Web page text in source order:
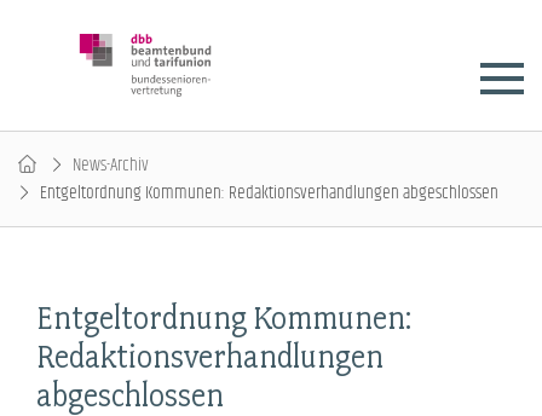
News-Archiv
Entgeltordnung Kommunen: Redaktionsverhandlungen abgeschlossen
Entgeltordnung Kommunen:
Redaktionsverhandlungen
abgeschlossen